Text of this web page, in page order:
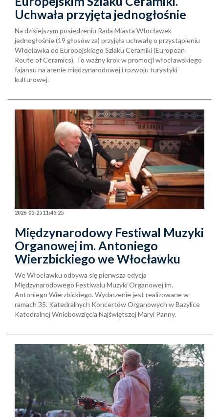
Uchwała przyjęta jednogłośnie
Na dzisiejszym posiedzeniu Rada Miasta Włocławek
jednogłośnie (19 głosów za) przyjęła uchwałę o przystąpieniu
Włocławka do Europejskiego Szlaku Ceramiki (European
Route of Ceramics). To ważny krok w promocji włocławskiego
fajansu na arenie międzynarodowej i rozwoju turystyki
kulturowej.
2026-05-25 11:45:25
Międzynarodowy Festiwal Muzyki
Organowej im. Antoniego
Wierzbickiego we Włocławku
We Włocławku odbywa się pierwsza edycja
Międzynarodowego Festiwalu Muzyki Organowej im.
Antoniego Wierzbickiego. Wydarzenie jest realizowane w
ramach 35. Katedralnych Koncertów Organowych w Bazylice
Katedralnej Wniebowzięcia Najświętszej Maryi Panny.